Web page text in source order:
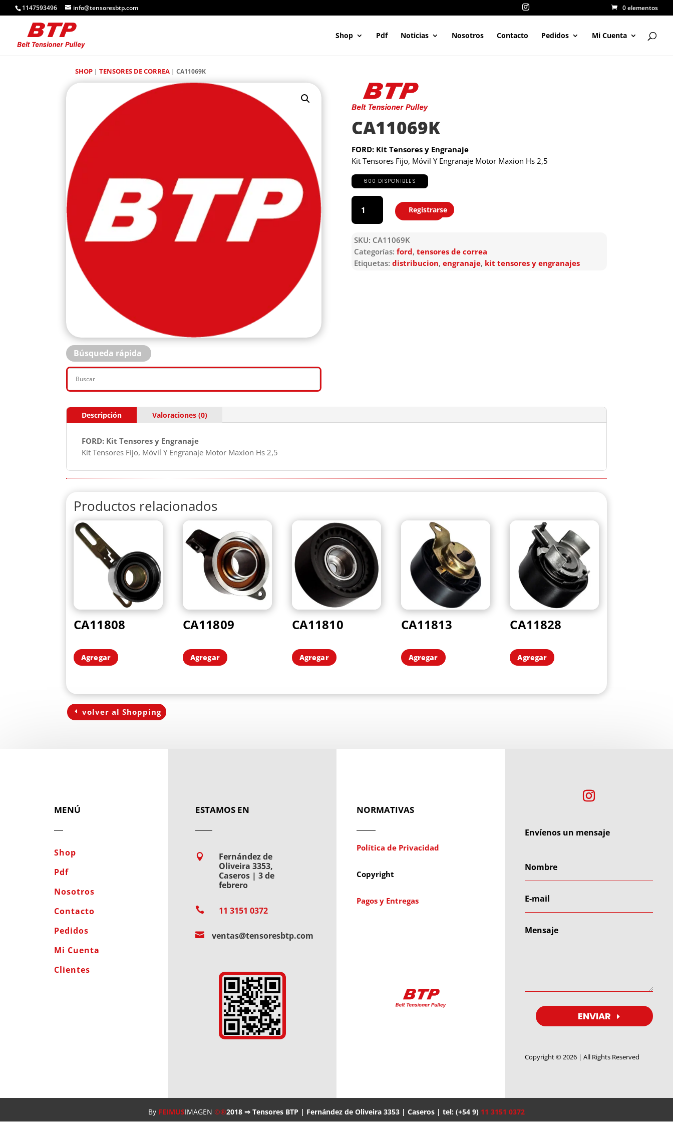
1147593496 info@tensoresbtp.com 0 elementos
Shop Pdf Noticias Nosotros Contacto Pedidos Mi Cuenta
SHOP | TENSORES DE CORREA | CA11069K
Búsqueda rápida
CA11069K
FORD: Kit Tensores y Engranaje
Kit Tensores Fijo, Móvil Y Engranaje Motor Maxion Hs 2,5
600 DISPONIBLES
CA11069K
cantidad
Agregar
Registrarse
SKU: CA11069K
Categorías: ford, tensores de correa
Etiquetas: distribucion, engranaje, kit tensores y engranajes
Descripción Valoraciones (0)
FORD: Kit Tensores y Engranaje
Kit Tensores Fijo, Móvil Y Engranaje Motor Maxion Hs 2,5
Productos relacionados
CA11808
Agregar
CA11809
Agregar
CA11810
Agregar
CA11813
Agregar
CA11828
Agregar
volver al Shopping
MENÚ
Shop
Pdf
Nosotros
Contacto
Pedidos
Mi Cuenta
Clientes
ESTAMOS EN

Fernández de
Oliveira 3353,
Caseros | 3 de
febrero
 11 3151 0372
 ventas@tensoresbtp.com
NORMATIVAS
Política de Privacidad
Copyright
Pagos y Entregas
Envíenos un mensaje
ENVIAR
Copyright © 2026 | All Rights Reserved
By FEIMUSIMAGEN ©®2018 ⇒ Tensores BTP | Fernández de Oliveira 3353 | Caseros | tel: (+54 9) 11 3151 0372